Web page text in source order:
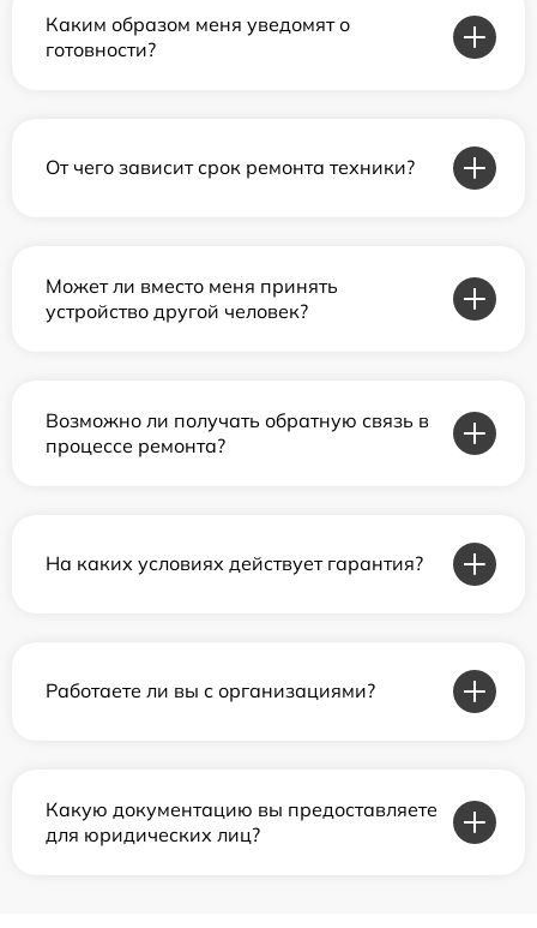
Каким образом меня уведомят о
готовности?
От чего зависит срок ремонта техники?
Может ли вместо меня принять
устройство другой человек?
Возможно ли получать обратную связь в
процессе ремонта?
На каких условиях действует гарантия?
Работаете ли вы с организациями?
Какую документацию вы предоставляете
для юридических лиц?